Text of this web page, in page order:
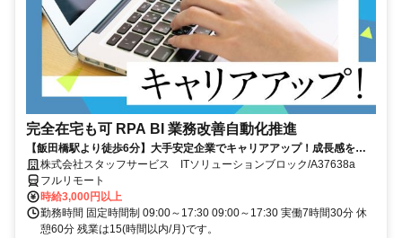
完全在宅も可 RPA BI 業務改善自動化推進
【飯田橋駅より徒歩6分】大手安定企業でキャリアアップ！成長感を感
じられる環境です♪
株式会社スタッフサービス ITソリューションブロック/A37638a
フルリモート
時給3,000円以上
勤務時間 固定時間制 09:00～17:30 09:00～17:30 実働7時間30分 休
憩60分 残業は15(時間以内/月)です。